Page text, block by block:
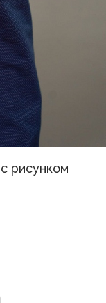
рисунком